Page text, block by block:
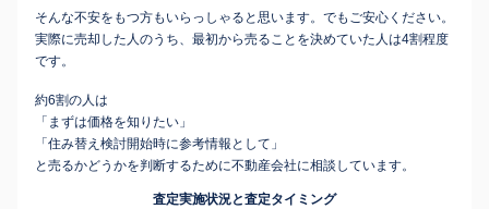
そんな不安をもつ方もいらっしゃると思います。でもご安心ください。
実際に売却した人のうち、最初から売ることを決めていた人は4割程度
です。
約6割の人は
「まずは価格を知りたい」
「住み替え検討開始時に参考情報として」
と売るかどうかを判断するために不動産会社に相談しています。
査定実施状況と査定タイミング